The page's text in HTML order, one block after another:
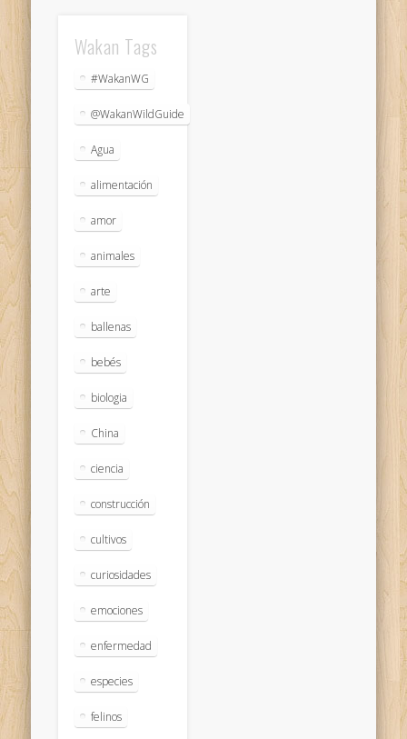
Wakan Tags
#WakanWG
@WakanWildGuide
Agua
alimentación
amor
animales
arte
ballenas
bebés
biologia
China
ciencia
construcción
cultivos
curiosidades
emociones
enfermedad
especies
felinos